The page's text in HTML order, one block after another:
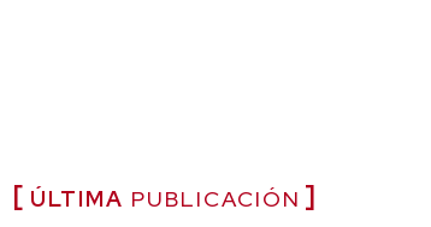
ÚLTIMA PUBLICACIÓN